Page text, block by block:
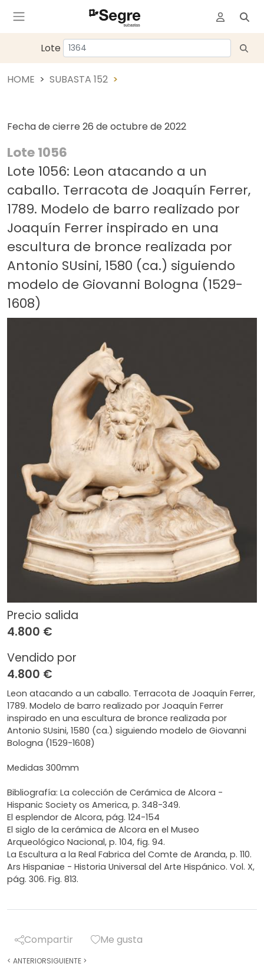
Lote
HOME SUBASTA 152
Fecha de cierre 26 de octubre de 2022
Lote 1056
Lote 1056: Leon atacando a un
caballo. Terracota de Joaquín Ferrer,
1789. Modelo de barro realizado por
Joaquín Ferrer inspirado en una
escultura de bronce realizada por
Antonio SUsini, 1580 (ca.) siguiendo
modelo de Giovanni Bologna (1529-
1608)
Precio salida
4.800 €
Vendido por
4.800 €
Leon atacando a un caballo. Terracota de Joaquín Ferrer,
1789. Modelo de barro realizado por Joaquín Ferrer
inspirado en una escultura de bronce realizada por
Antonio SUsini, 1580 (ca.) siguiendo modelo de Giovanni
Bologna (1529-1608)
Medidas 300mm
Bibliografía: La colección de Cerámica de Alcora -
Hispanic Society os America, p. 348-349.
El esplendor de Alcora, pág. 124-154
El siglo de la cerámica de Alcora en el Museo
Arqueológico Nacional, p. 104, fig. 94.
La Escultura a la Real Fabrica del Comte de Aranda, p. 110.
Ars Hispaniae - Historia Universal del Arte Hispánico. Vol. X,
pág. 306. Fig. 813.
Compartir Me gusta
< ANTERIORSIGUIENTE >